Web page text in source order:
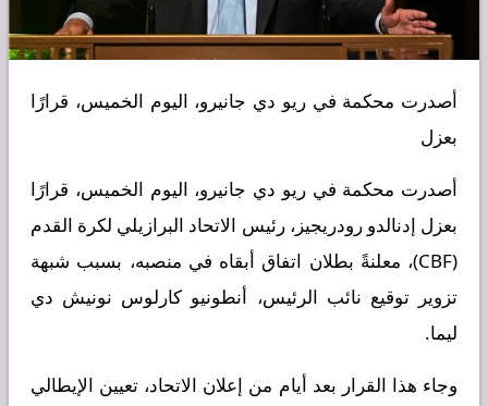
أصدرت محكمة في ريو دي جانيرو، اليوم الخميس، قرارًا
بعزل
أصدرت محكمة في ريو دي جانيرو، اليوم الخميس، قرارًا
بعزل إدنالدو رودريجيز، رئيس الاتحاد البرازيلي لكرة القدم
(CBF)، معلنةً بطلان اتفاق أبقاه في منصبه، بسبب شبهة
تزوير توقيع نائب الرئيس، أنطونيو كارلوس نونيش دي
ليما.
وجاء هذا القرار بعد أيام من إعلان الاتحاد، تعيين الإيطالي